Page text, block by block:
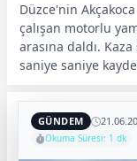
Düzce'nin
çalışan motorlu
arasına daldı.
saniye saniye
GÜNDEM
Okuma Süresi: 1 dk